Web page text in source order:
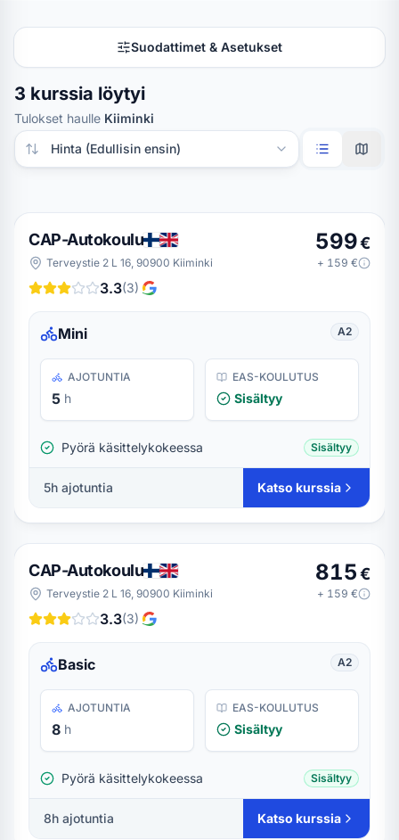
Suodattimet & Asetukset
3 kurssia löytyi
Tulokset haulle Kiiminki
Järjestä tulokset
CAP-Autokoulu
Terveystie 2 L 16, 90900 Kiiminki
3.3(3)
599€
+ 159 €
Mini A2
AJOTUNTIA
5 h
EAS-KOULUTUS
Sisältyy
Pyörä käsittelykokeessa Sisältyy
5h ajotuntia Katso kurssia
CAP-Autokoulu
Terveystie 2 L 16, 90900 Kiiminki
3.3(3)
815€
+ 159 €
Basic A2
AJOTUNTIA
8 h
EAS-KOULUTUS
Sisältyy
Pyörä käsittelykokeessa Sisältyy
8h ajotuntia Katso kurssia